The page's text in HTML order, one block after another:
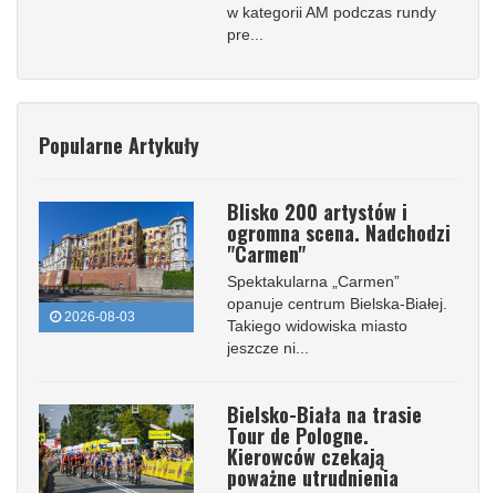
w kategorii AM podczas rundy
pre...
Popularne Artykuły
2026-08-03
Blisko 200 artystów i
ogromna scena. Nadchodzi
"Carmen"
Spektakularna „Carmen”
opanuje centrum Bielska-Białej.
Takiego widowiska miasto
jeszcze ni...
Bielsko-Biała na trasie
Tour de Pologne.
Kierowców czekają
poważne utrudnienia